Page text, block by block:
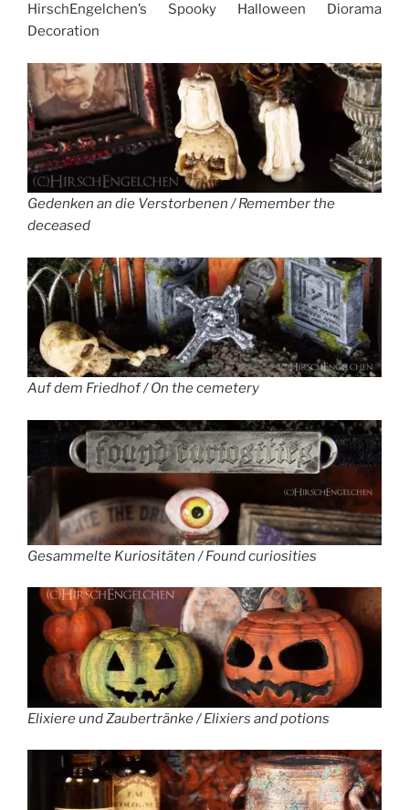
HirschEngelchen’s Spooky Halloween Diorama
Decoration
Gedenken an die Verstorbenen / Remember the
deceased
Auf dem Friedhof / On the cemetery
Gesammelte Kuriositäten / Found curiosities
Elixiere und Zaubertränke / Elixiers and potions